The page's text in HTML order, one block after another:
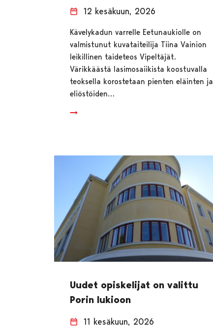
12 kesäkuun, 2026
Kävelykadun varrelle Eetunaukiolle on
valmistunut kuvataiteilija Tiina Vainion
leikillinen taideteos Vipeltäjät.
Värikkäästä lasimosaiikista koostuvalla
teoksella korostetaan pienten eläinten ja
eliöstöiden…
Uudet opiskelijat on valittu
Porin lukioon
11 kesäkuun, 2026